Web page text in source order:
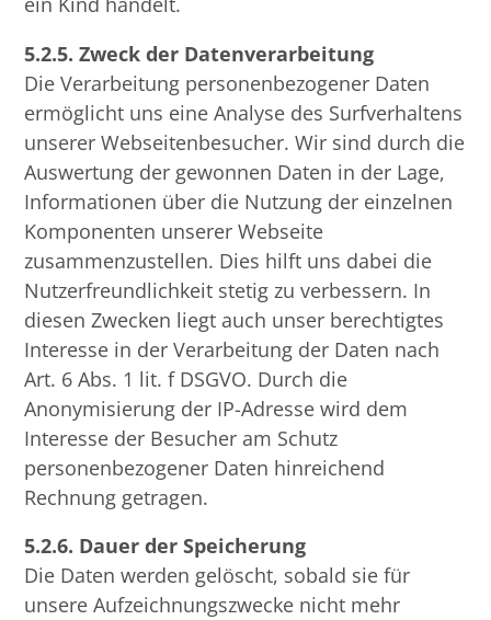
5.2.5. Zweck der Datenverarbeitung
Die Verarbeitung personenbezogener Daten
ermöglicht uns eine Analyse des Surfverhaltens
unserer Webseitenbesucher. Wir sind durch die
Auswertung der gewonnen Daten in der Lage,
Informationen über die Nutzung der einzelnen
Komponenten unserer Webseite
zusammenzustellen. Dies hilft uns dabei die
Nutzerfreundlichkeit stetig zu verbessern. In
diesen Zwecken liegt auch unser berechtigtes
Interesse in der Verarbeitung der Daten nach
Art. 6 Abs. 1 lit. f DSGVO. Durch die
Anonymisierung der IP-Adresse wird dem
Interesse der Besucher am Schutz
personenbezogener Daten hinreichend
Rechnung getragen.
5.2.6. Dauer der Speicherung
Die Daten werden gelöscht, sobald sie für
unsere Aufzeichnungszwecke nicht mehr